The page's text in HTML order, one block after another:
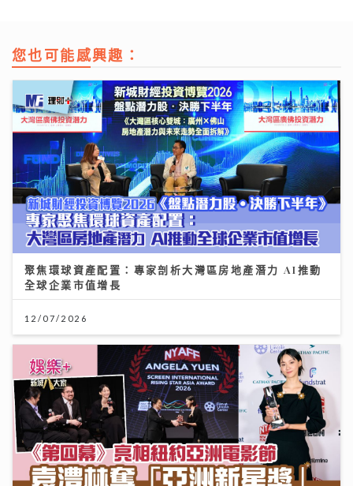
您也可能感興趣：
聚焦環球資產配置：專家剖析大灣區房地產潛力 AI推動
全球企業市值增長
12/07/2026